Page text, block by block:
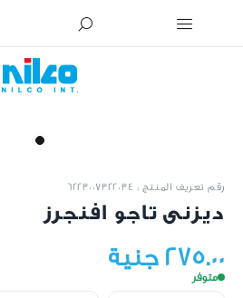
رقم تعريف المنتج : 6223007322034
ديزنى تاجو افنجرز
275.00 جنية
متوفر